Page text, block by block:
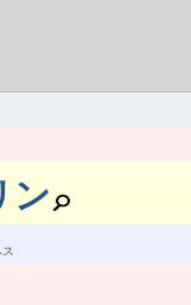
ン